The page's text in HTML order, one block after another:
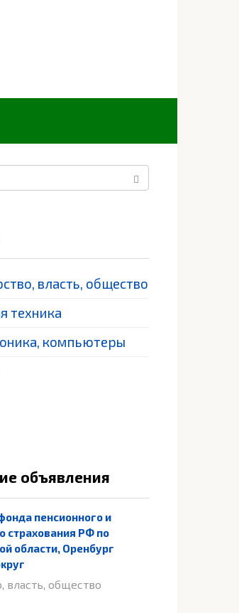
власть, общество
техника
компьютеры
объявления
пенсионного и
страхования РФ по
области, Оренбург
власть, общество